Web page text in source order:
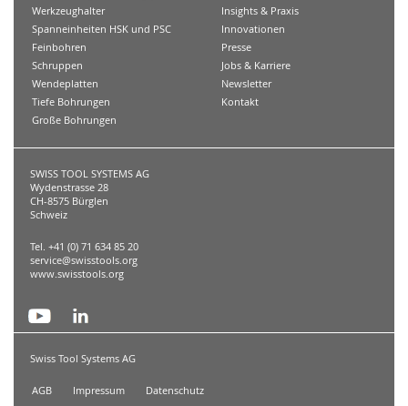
Werkzeughalter
Spanneinheiten HSK und PSC
Feinbohren
Schruppen
Wendeplatten
Tiefe Bohrungen
Große Bohrungen
Insights & Praxis
Innovationen
Presse
Jobs & Karriere
Newsletter
Kontakt
SWISS TOOL SYSTEMS AG
Wydenstrasse 28
CH-8575 Bürglen
Schweiz
Tel. +41 (0) 71 634 85 20
service@swisstools.org
www.swisstools.org
Swiss Tool Systems AG
AGB Impressum Datenschutz